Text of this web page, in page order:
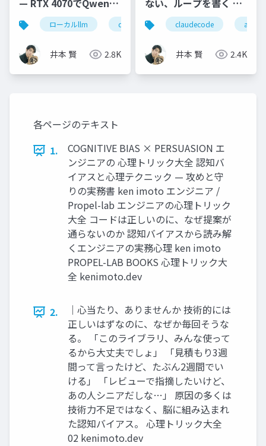
— RTX 4070でQwen
3.5を全モデル検証
ローカルllm qwen gpu ollama
井本 賢 2.8K
ない、ループを書く ―
Claude Code作者と
OpenClaw作者が辿り
着いた /goal と /loop
claudecode aiエ
井本 賢 2.4K
各ページのテキスト
1.
COGNITIVE BIAS × PERSUASION エ
ンジニアの 心理トリック大全 認知バ
イアスと心理テクニック — 攻めと守
りの実務書 ken imoto エンジニア /
Propel-lab エンジニアの心理トリック
大全 コードは正しいのに、なぜ提案が
通らないのか 認知バイアスから読み解
くエンジニアの実務心理 ken imoto
PROPEL-LAB BOOKS 心理トリック大
全 kenimoto.dev
2.
｜心当たり、ありませんか 技術的には
正しいはずなのに、なぜか毎回そうな
る。 「このライブラリ、みんな使って
るから大丈夫でしょ」 「見積もり3週
間って言ったけど、たぶん2週間でい
ける」 「レビューで指摘したいけど、
あの人シニアだしな…」 原因の多くは
技術力不足ではなく、脳に組み込まれ
た認知バイアス。 心理トリック大全
02 kenimoto.dev